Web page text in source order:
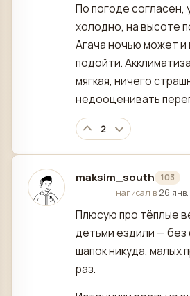
По погоде согласен,
холодно, на высоте
Агача ночью может и
подойти.
мягкая, ничего
недооценивать
2
maksim_south 103
отредактировано
написал в 26
Плюсую про тёплые
детьми ездили — без
шапок никуда, малых
раз.